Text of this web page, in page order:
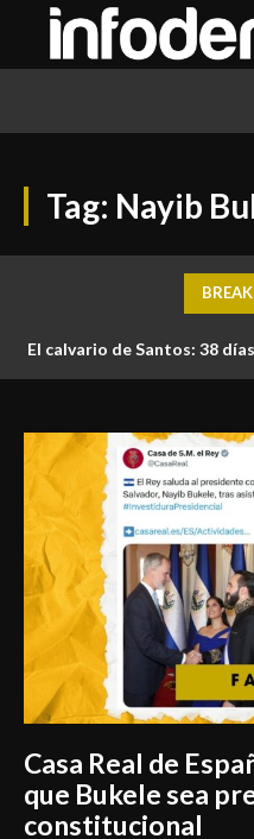
Tag: Nayib
El calvario de Santos: 38
¿Existió una guerra por
Casa Real de
que Bukele sea
constitucional